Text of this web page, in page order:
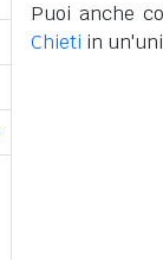
Puoi anche
Chieti in